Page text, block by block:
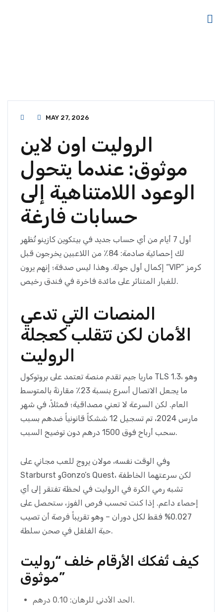
MAY 27, 2026
الروليت اون لاين
موثوق: عندما يتحول
الوعود اللامتناهية إلى
حسابات فارغة
أول 7 أيام من أي حساب جديد في بيتكوين كازينو تُظهر
لك إحصائية صادمة: 84٪ من اللاعبين يخرجون قبل
إكمال أول جولة. وهذا ليس صدفة؛ إنهم يرون “VIP” كرمز
للغبار المتناثر على مائدة فاخرة في فندق رخيص.
المنصات التي تدعي
الأمان لكن تتقلب كعجلة
الروليت
ماريا جيم تقدم منصة تعتمد على بروتوكول TLS 1.3، وهو
ما يجعل الاتصال أسرع بنسبة 23٪ مقارنةً بالمتوسط
العام. لكن السرعة لا تعني مصداقية؛ فمثلاً، في شهر
مارس 2024، تم تسجيل 12 ششكاً قانونياً ضدهم بسبب
سحب أرباح فوق 1500 درهم دون توضيح السبب.
وفي الوقت نفسه، مولان يروج للعب مجاني على
Starburst وGonzo’s Quest، لكن سرعتهما الخاطفة
تشبه رمي الكرة في الروليت في لحظة تفتقر إلى أي
إحصاء داعم. إذا كنت تحسب فرص الفوز، ستحصل على
0.027% فقط لكل دوران – وهو تقريباً فرصة أن تصيب
حبة الفلفل في صحن سلطة.
كيف تُفكك الأرقام خلف “روليت
موثوق”
الحد الأدنى للرهان: 0.10 درهم.